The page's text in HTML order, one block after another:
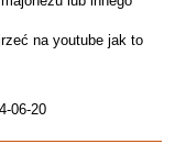
na youtube jak to
06-20